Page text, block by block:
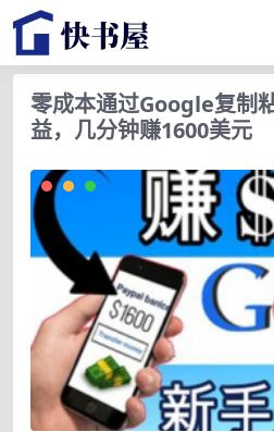
零成本通过Google复制
益，几分钟赚1600美元